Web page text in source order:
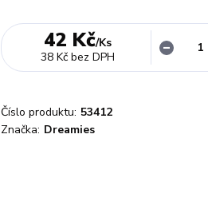
42 Kč/Ks
38 Kč bez DPH
Číslo produktu: 53412
Značka: Dreamies